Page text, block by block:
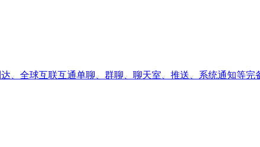
、全球互联互通单聊、群聊、聊天室、推送、系统通知等完